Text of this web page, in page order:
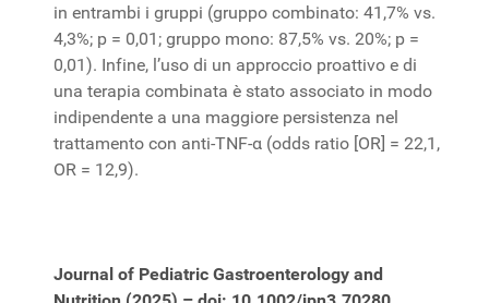
in entrambi i gruppi (gruppo combinato: 41,7% vs.
4,3%; p = 0,01; gruppo mono: 87,5% vs. 20%; p =
0,01). Infine, l’uso di un approccio proattivo e di
una terapia combinata è stato associato in modo
indipendente a una maggiore persistenza nel
trattamento con anti-TNF-α (odds ratio [OR] = 22,1,
OR = 12,9).
Journal of Pediatric Gastroenterology and